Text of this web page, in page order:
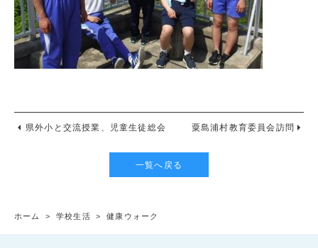
県外小と交流授業、児童生徒総会 粟島浦村教育委員会訪問
一覧へ戻る
ホーム > 学校生活 > 健康ウォーク